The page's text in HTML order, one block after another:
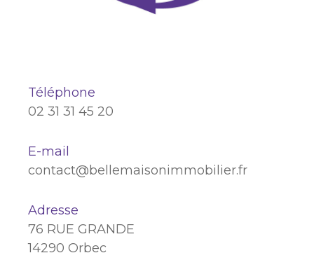
Téléphone
02 31 31 45 20
E-mail
contact@bellemaisonimmobilier.fr
Adresse
76 RUE GRANDE
14290 Orbec